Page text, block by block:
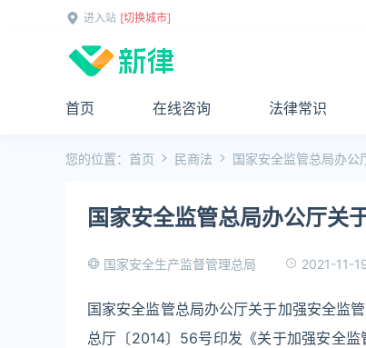
进入站 [切换城市]
首页 在线咨询 法律常识
您的位置： 首页 民商法 国家安全监管总局办公
国家安全监管总局办公厅关
国家安全生产监督管理总局 2021-11-
国家安全监管总局办公厅关于加强安全监
总厅〔2014〕56号印发《关于加强安全